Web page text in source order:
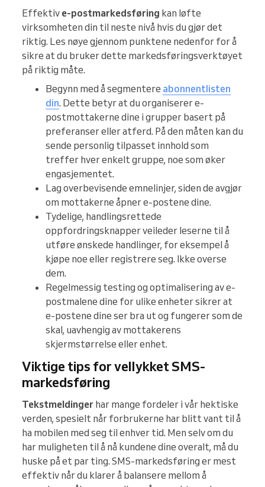
Effektiv e-postmarkedsføring kan løfte
virksomheten din til neste nivå hvis du gjør det
riktig. Les nøye gjennom punktene nedenfor for å
sikre at du bruker dette markedsføringsverktøyet
på riktig måte.
Begynn med å segmentere abonnentlisten
din. Dette betyr at du organiserer e-
postmottakerne dine i grupper basert på
preferanser eller atferd. På den måten kan du
sende personlig tilpasset innhold som
treffer hver enkelt gruppe, noe som øker
engasjementet.
Lag overbevisende emnelinjer, siden de avgjør
om mottakerne åpner e-postene dine.
Tydelige, handlingsrettede
oppfordringsknapper veileder leserne til å
utføre ønskede handlinger, for eksempel å
kjøpe noe eller registrere seg. Ikke overse
dem.
Regelmessig testing og optimalisering av e-
postmalene dine for ulike enheter sikrer at
e-postene dine ser bra ut og fungerer som de
skal, uavhengig av mottakerens
skjermstørrelse eller enhet.
Viktige tips for vellykket SMS-
markedsføring
Tekstmeldinger har mange fordeler i vår hektiske
verden, spesielt når forbrukerne har blitt vant til å
ha mobilen med seg til enhver tid. Men selv om du
har muligheten til å nå kundene dine overalt, må du
huske på et par ting. SMS-markedsføring er mest
effektiv når du klarer å balansere mellom å